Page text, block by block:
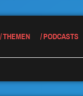
THEMEN PODCASTS